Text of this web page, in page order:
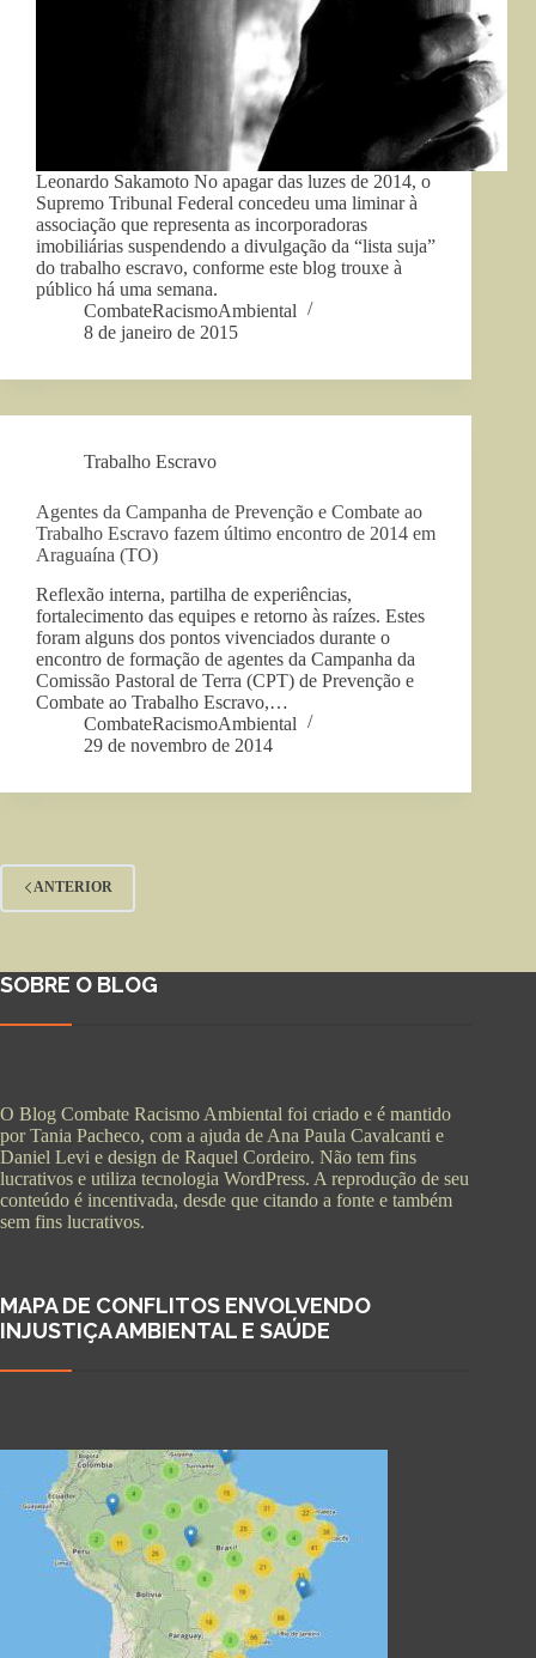
Leonardo Sakamoto No apagar das luzes de 2014, o
Supremo Tribunal Federal concedeu uma liminar à
associação que representa as incorporadoras
imobiliárias suspendendo a divulgação da “lista suja”
do trabalho escravo, conforme este blog trouxe à
público há uma semana.
CombateRacismoAmbiental
8 de janeiro de 2015
Trabalho Escravo
Agentes da Campanha de Prevenção e Combate ao
Trabalho Escravo fazem último encontro de 2014 em
Araguaína (TO)
Reflexão interna, partilha de experiências,
fortalecimento das equipes e retorno às raízes. Estes
foram alguns dos pontos vivenciados durante o
encontro de formação de agentes da Campanha da
Comissão Pastoral de Terra (CPT) de Prevenção e
Combate ao Trabalho Escravo,…
CombateRacismoAmbiental
29 de novembro de 2014
ANTERIOR
SOBRE O BLOG
O Blog Combate Racismo Ambiental foi criado e é mantido
por Tania Pacheco, com a ajuda de Ana Paula Cavalcanti e
Daniel Levi e design de Raquel Cordeiro. Não tem fins
lucrativos e utiliza tecnologia WordPress. A reprodução de seu
conteúdo é incentivada, desde que citando a fonte e também
sem fins lucrativos.
MAPA DE CONFLITOS ENVOLVENDO
INJUSTIÇA AMBIENTAL E SAÚDE